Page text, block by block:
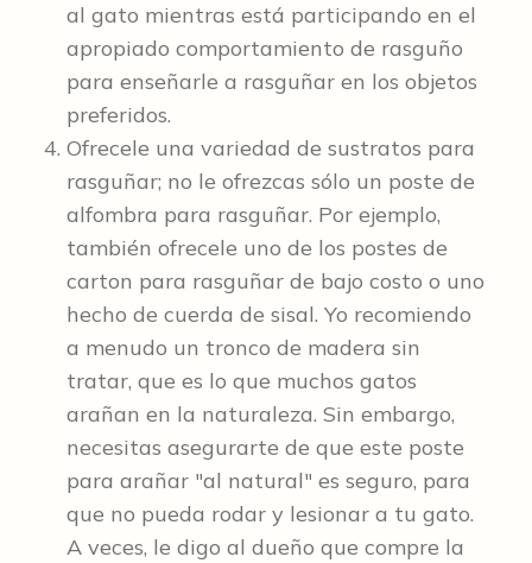
al gato mientras está participando en el
apropiado comportamiento de rasguño
para enseñarle a rasguñar en los objetos
preferidos.
Ofrecele una variedad de sustratos para
rasguñar; no le ofrezcas sólo un poste de
alfombra para rasguñar. Por ejemplo,
también ofrecele uno de los postes de
carton para rasguñar de bajo costo o uno
hecho de cuerda de sisal. Yo recomiendo
a menudo un tronco de madera sin
tratar, que es lo que muchos gatos
arañan en la naturaleza. Sin embargo,
necesitas asegurarte de que este poste
para arañar "al natural" es seguro, para
que no pueda rodar y lesionar a tu gato.
A veces, le digo al dueño que compre la